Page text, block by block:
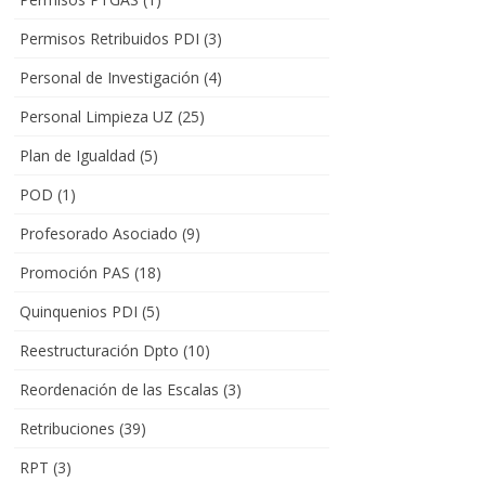
Permisos Retribuidos PDI (3)
Personal de Investigación (4)
Personal Limpieza UZ (25)
Plan de Igualdad (5)
POD (1)
Profesorado Asociado (9)
Promoción PAS (18)
Quinquenios PDI (5)
Reestructuración Dpto (10)
Reordenación de las Escalas (3)
Retribuciones (39)
RPT (3)